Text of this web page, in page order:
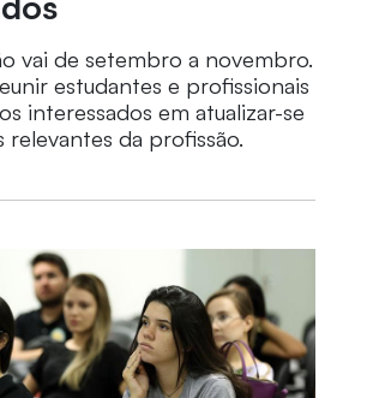
vai de setembro a novembro.
estudantes e profissionais
interessados em atualizar-se
relevantes da profissão.